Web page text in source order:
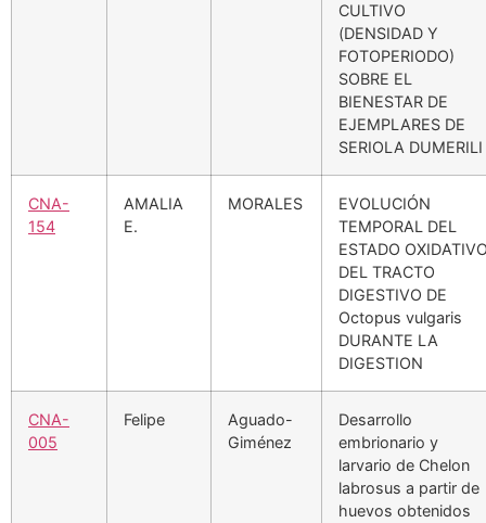
CULTIVO
(DENSIDAD Y
FOTOPERIODO)
SOBRE EL
BIENESTAR DE
EJEMPLARES DE
SERIOLA DUMERILI
CNA-
154
AMALIA
E.
MORALES
EVOLUCIÓN
TEMPORAL DEL
ESTADO
DEL TRACTO
DIGESTIVO DE
Octopus vulgaris
DURANTE LA
DIGESTION
CNA-
005
Felipe
Aguado-
Giménez
Desarrollo
embrionario y
larvario de Chelon
labrosus a partir de
huevos obtenidos